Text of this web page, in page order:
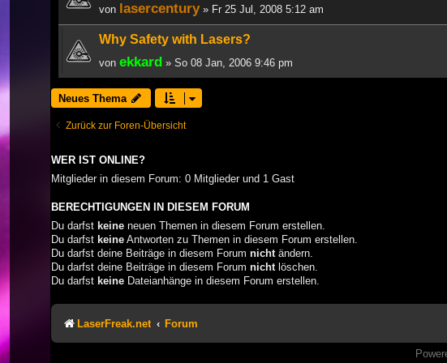
von lasercentury» Fr 25 Jul, 2008 5:12 am
Why Safety with Lasers?
von ekkard » So 08 Jan, 2006 9:46 pm
Neues Thema
Zurück zur Foren-Übersicht
WER IST ONLINE?
Mitglieder in diesem Forum: 0 Mitglieder und 1 Gast
BERECHTIGUNGEN IN DIESEM FORUM
Du darfst keine neuen Themen in diesem Forum erstellen.
Du darfst keine Antworten zu Themen in diesem Forum erstellen.
Du darfst deine Beiträge in diesem Forum nicht ändern.
Du darfst deine Beiträge in diesem Forum nicht löschen.
Du darfst keine Dateianhänge in diesem Forum erstellen.
LaserFreak.net Forum